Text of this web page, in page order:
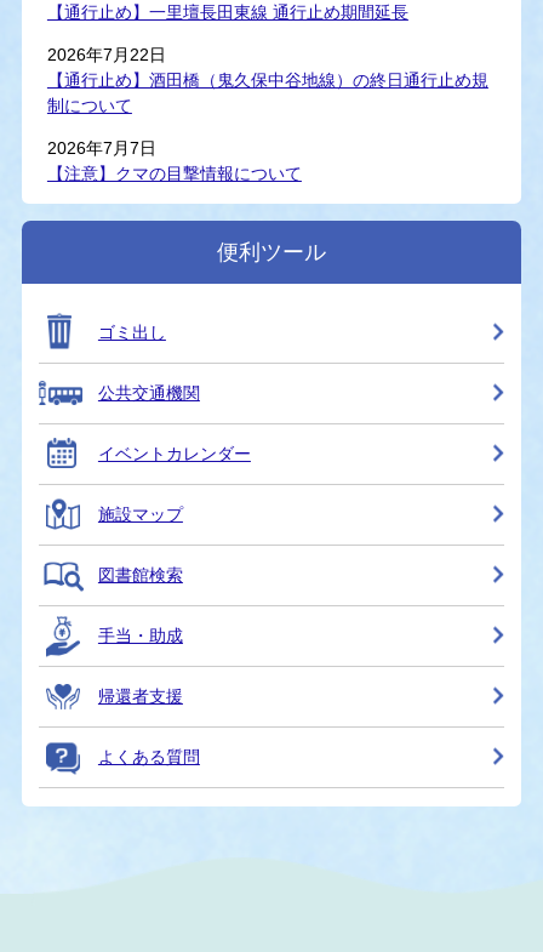
【通行止め】一里壇長田東線 通行止め期間延長
2026年7月22日
【通行止め】酒田橋（鬼久保中谷地線）の終日通行止め規
制について
2026年7月7日
【注意】クマの目撃情報について
便利ツール
ゴミ出し
公共交通機関
イベントカレンダー
施設マップ
図書館検索
手当・助成
帰還者支援
よくある質問